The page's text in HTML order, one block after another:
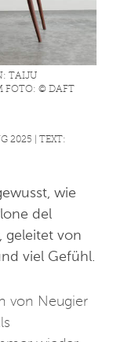
TAIJU
FOTO: © DAFT
2025 | TEXT:
wie
del
geleitet von
viel Gefühl.
von Neugier